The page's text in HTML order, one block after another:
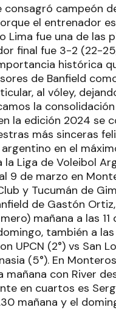
consagró campeón
el entrenador
Lima fue una de las
final fue 3-2 (22-
histórica
de Banfield
al vóley,
la
la edición 2024 se
más sinceras
en el
la Liga de Voleibol
9 de marzo en
y Tucumán de
de Gastón
mañana a las
también a las
UPCN (2°) vs San
(5°). En
mañana con River
en cuartos es
mañana y el